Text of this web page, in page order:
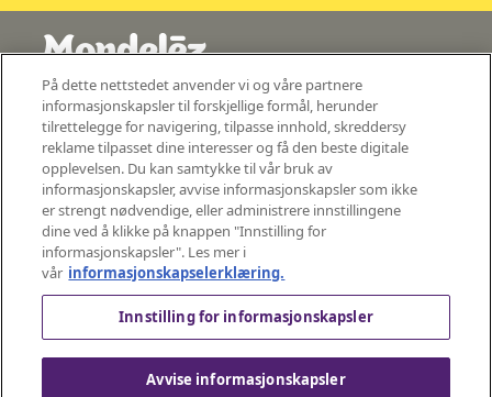
©2026 - Mondelez Norge AS - Med enerett
Sentralbord: 22 04 40 22
Besøksadresse:
Johan Throne Holsts Plass 1
Postadresse:
Mondelez Norge AS, P.O. Box 6658 Rodeløkka, 0502 Oslo, Norge
P.b. 6658 Rodeløkka,
NO–0502 Oslo, Norge
org.nr: NO 957 720 323
På dette nettstedet anvender vi og våre partnere
informasjonskapsler til forskjellige formål, herunder
tilrettelegge for navigering, tilpasse innhold, skreddersy
reklame tilpasset dine interesser og få den beste digitale
opplevelsen. Du kan samtykke til vår bruk av
informasjonskapsler, avvise informasjonskapsler som ikke
er strengt nødvendige, eller administrere innstillingene
dine ved å klikke på knappen "Innstilling for
informasjonskapsler". Les mer i
vår informasjonskapselerklæring.
Innstilling for informasjonskapsler
Avvise informasjonskapsler